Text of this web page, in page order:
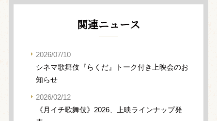
関連ニュース
2026/07/10
シネマ歌舞伎『らくだ』トーク付き上映会のお
知らせ
2026/02/12
《月イチ歌舞伎》2026、上映ラインナップ発